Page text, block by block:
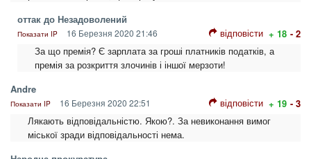
оттак до Незадоволений
Показати IP 16 Березня 2020 21:46 відповісти + 18 - 2
За що премія? Є зарплата за гроші платників податків, а
премія за розкриття злочинів і іншої мерзоти!
Andre
Показати IP 16 Березня 2020 22:51 відповісти + 19 - 3
Лякають відповідальністю. Якою?. За невиконання вимог
міської зради відповідальності нема.